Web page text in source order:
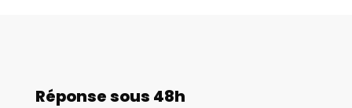
Réponse sous 48h